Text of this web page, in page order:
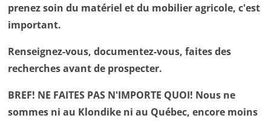
prenez soin du matériel et du mobilier agricole, c'est
important.
Renseignez-vous, documentez-vous, faites des
recherches avant de prospecter.
BREF! NE FAITES PAS N'IMPORTE QUOI! Nous ne
sommes ni au Klondike ni au Québec, encore moins